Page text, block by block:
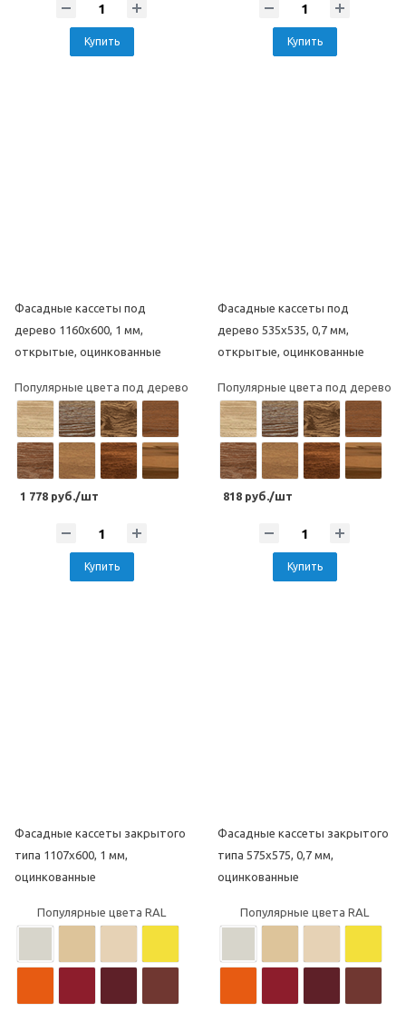
Купить Купить
Фасадные кассеты под
дерево 1160х600, 1 мм,
открытые, оцинкованные
Популярные цвета под дерево
1 778 руб./шт
Купить
Фасадные кассеты под
дерево 535х535, 0,7 мм,
открытые, оцинкованные
Популярные цвета под дерево
818 руб./шт
Купить
Фасадные кассеты закрытого
типа 1107х600, 1 мм,
оцинкованные
Популярные цвета RAL
Фасадные кассеты закрытого
типа 575х575, 0,7 мм,
оцинкованные
Популярные цвета RAL